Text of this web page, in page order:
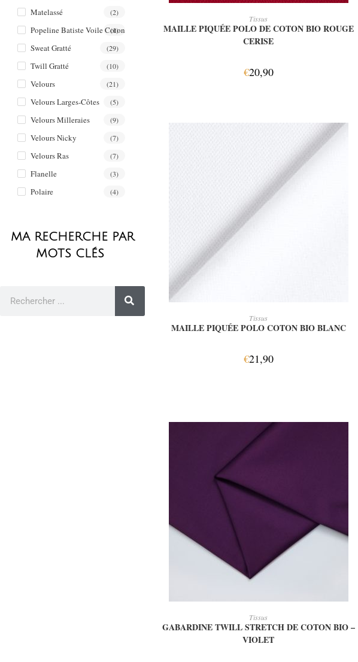
Matelassé (2)
Popeline Batiste Voile Coton
(1)
Sweat Gratté (29)
Twill Gratté (10)
Velours (21)
Velours Larges-Côtes (5)
Velours Milleraies (9)
Velours Nicky (7)
Velours Ras (7)
Flanelle (3)
Polaire (4)
MA RECHERCHE PAR
MOTS CLÉS
Tissus
MAILLE PIQUÉE POLO DE COTON BIO ROUGE
CERISE
€20,90
Tissus
MAILLE PIQUÉE POLO COTON BIO BLANC
€21,90
Tissus
GABARDINE TWILL STRETCH DE COTON BIO –
VIOLET